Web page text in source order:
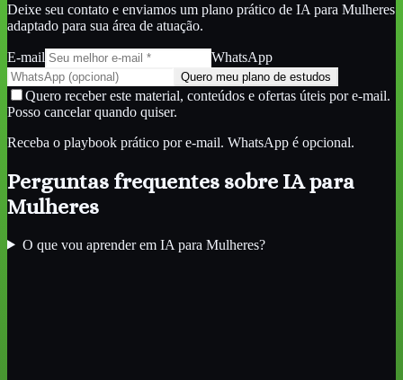
Deixe seu contato e enviamos um plano prático de IA para Mulheres
adaptado para sua área de atuação.
E-mail WhatsApp
Quero meu plano de estudos
Quero receber este material, conteúdos e ofertas úteis por e-mail.
Posso cancelar quando quiser.
Receba o playbook prático por e-mail. WhatsApp é opcional.
Perguntas frequentes sobre IA para
Mulheres
O que vou aprender em IA para Mulheres?